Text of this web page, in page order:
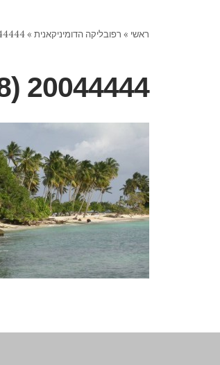
ראשי » רפובליקה הדומיניקאנית »
(8)
20044444 (8)